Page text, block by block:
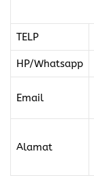
TELP
HP/Whatsapp
Email
Alamat